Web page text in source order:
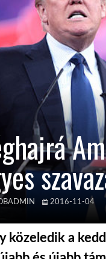
2016-11-04
közeledik a